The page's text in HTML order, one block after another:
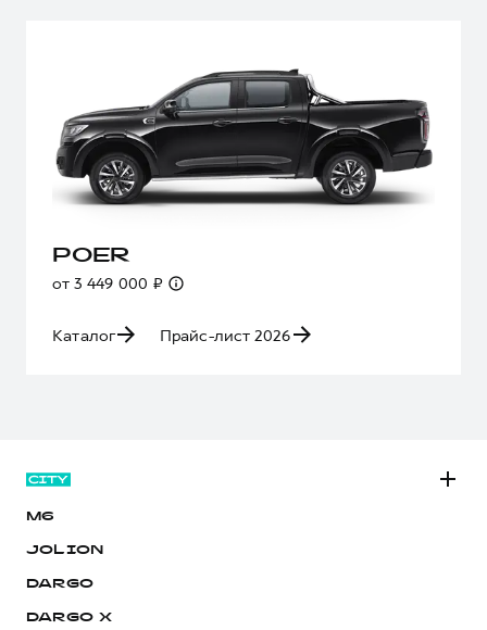
POER
от 3 449 000 ₽
Каталог Прайс-лист 2026
M6
JOLION
DARGO
DARGO Х